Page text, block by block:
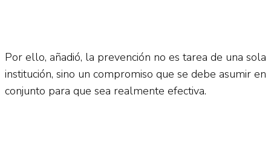
Por ello, añadió, la prevención no es tarea de una sola
institución, sino un compromiso que se debe asumir en
conjunto para que sea realmente efectiva.